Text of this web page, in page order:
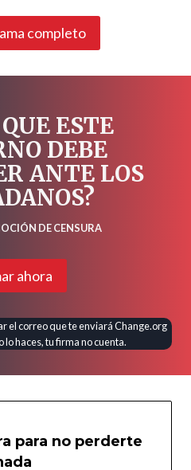
completo
ESTE
DEBE
ANTE LOS
DE CENSURA
ahora
el correo que te enviará Change.org
lo haces, tu firma no cuenta.
para no perderte